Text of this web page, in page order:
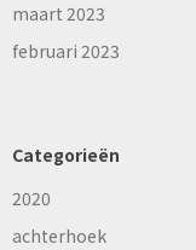
maart 2023
februari 2023
Categorieën
2020
achterhoek